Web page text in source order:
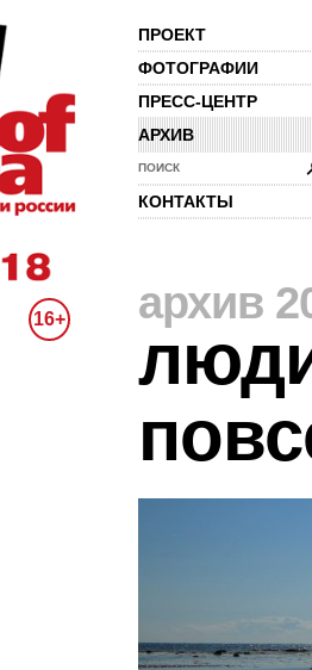
ПРОЕКТ
ФОТОГРАФИИ
ПРЕСС-ЦЕНТР
АРХИВ
ПОИСК
КОНТАКТЫ
16+ архив